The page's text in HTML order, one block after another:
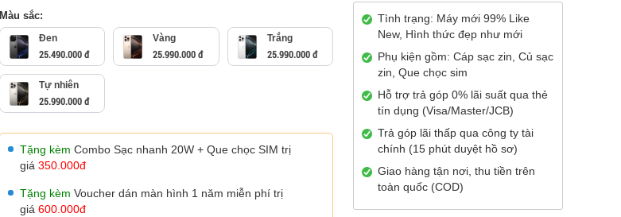
Màu sắc:
Đen
25.490.000 đ
Vàng
25.990.000 đ
Trắng
25.990.000 đ
Tự nhiên
25.990.000 đ
Tặng kèm Combo Sạc nhanh 20W + Que chọc SIM trị
giá 350.000đ
Tặng kèm Voucher dán màn hình 1 năm miễn phí trị
giá 600.000đ
Tình trạng: Máy mới 99% Like
New, Hình thức đẹp như mới
Phụ kiện gồm: Cáp sạc zin, Củ sạc
zin, Que chọc sim
Hỗ trợ trả góp 0% lãi suất qua thẻ
tín dụng (Visa/Master/JCB)
Trả góp lãi thấp qua công ty tài
chính (15 phút duyệt hồ sơ)
Giao hàng tận nơi, thu tiền trên
toàn quốc (COD)